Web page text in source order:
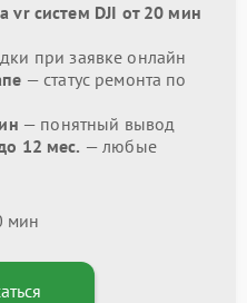
vr систем DJI от 20 мин
при заявке онлайн
— статус ремонта по
— понятный вывод
12 мес. — любые
мин